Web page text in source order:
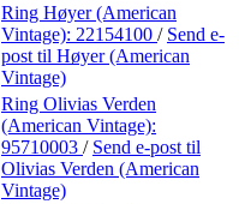
Ring Høyer (American
Vintage): 22154100 / Send e-
post til Høyer (American
Vintage)
Ring Olivias Verden
(American Vintage):
95710003 / Send e-post til
Olivias Verden (American
Vintage)